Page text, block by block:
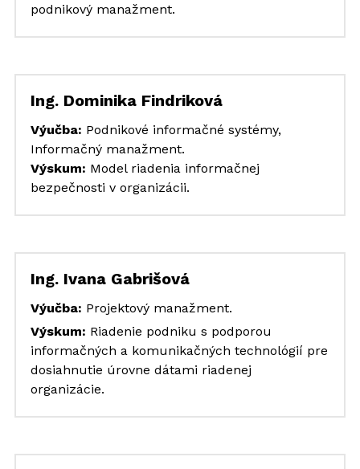
podnikový manažment.
Ing. Dominika Findriková
Výučba: Podnikové informačné systémy,
Informačný manažment.
Výskum: Model riadenia informačnej
bezpečnosti v organizácii.
Ing. Ivana Gabrišová
Výučba: Projektový manažment.
Výskum: Riadenie podniku s podporou
informačných a komunikačných technológií pre
dosiahnutie úrovne dátami riadenej
organizácie.